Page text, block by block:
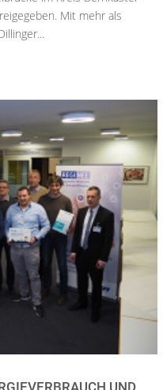
Mit mehr als
UND